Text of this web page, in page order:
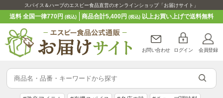
スパイス＆ハーブのエスビー食品直営のオンラインショップ「お届けサイト」
送料 全国一律770円(税込) 商品合計5,400円 (税込)以上お買い上げで送料無料
お問い合わせ ログイン 会員登録